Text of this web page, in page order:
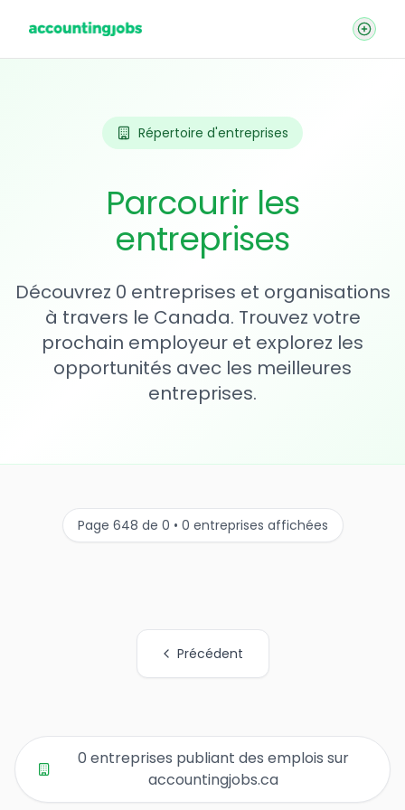
Répertoire d'entreprises
Parcourir les
entreprises
Découvrez 0 entreprises et organisations
à travers le Canada. Trouvez votre
prochain employeur et explorez les
opportunités avec les meilleures
entreprises.
Page 648 de 0 • 0 entreprises affichées
Précédent
0 entreprises publiant des emplois sur
accountingjobs.ca